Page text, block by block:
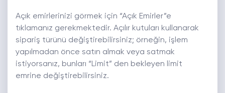
Açık emirlerinizi görmek için “Açık Emirler”e
tıklamanız gerekmektedir. Açılır kutuları kullanarak
sipariş türünü değiştirebilirsiniz; örneğin, işlem
yapılmadan önce satın almak veya satmak
istiyorsanız, bunları “Limit” den bekleyen limit
emrine değiştirebilirsiniz.